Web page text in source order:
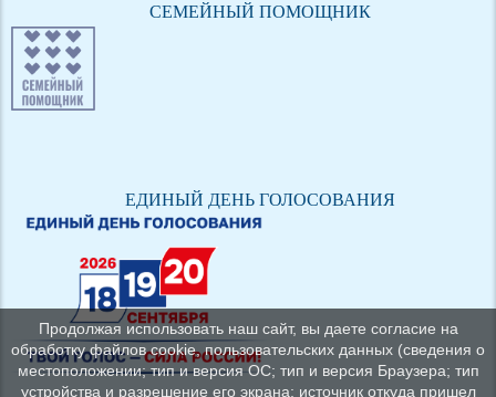
СЕМЕЙНЫЙ ПОМОЩНИК
ЕДИНЫЙ ДЕНЬ ГОЛОСОВАНИЯ
Продолжая использовать наш сайт, вы даете согласие на
обработку файлов cookie, пользовательских данных (сведения о
местоположении; тип и версия ОС; тип и версия Браузера; тип
устройства и разрешение его экрана; источник откуда пришел